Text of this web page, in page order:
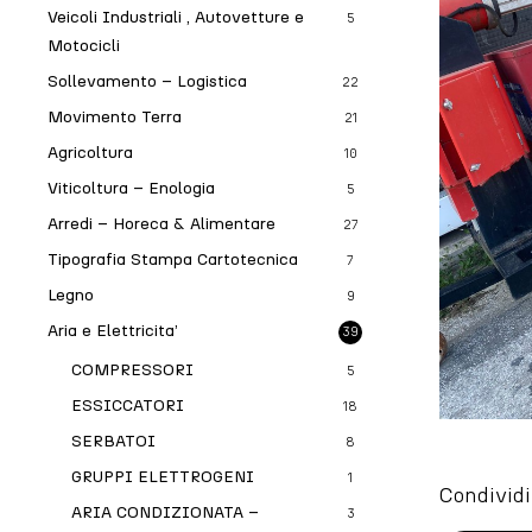
Veicoli Industriali , Autovetture e
Motocicli
5
Sollevamento – Logistica 22
Movimento Terra 21
Agricoltura 10
Viticoltura – Enologia 5
Arredi – Horeca & Alimentare 27
Tipografia Stampa Cartotecnica 7
Legno 9
Aria e Elettricita’ 39
COMPRESSORI 5
ESSICCATORI 18
SERBATOI 8
GRUPPI ELETTROGENI 1
ARIA CONDIZIONATA –
3